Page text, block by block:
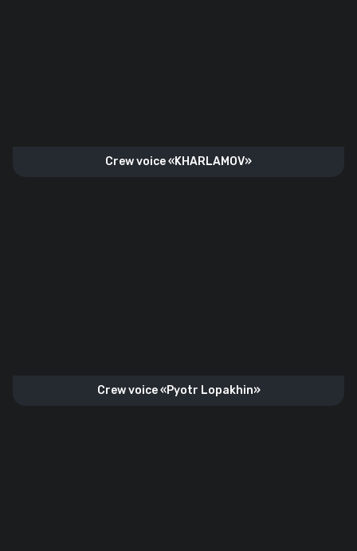
Crew voice «KHARLAMOV»
Crew voice «Pyotr Lopakhin»